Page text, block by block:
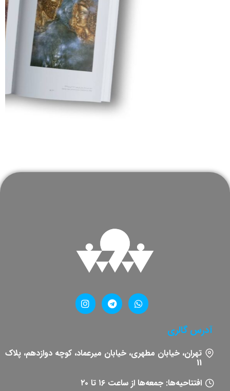
آدرس گالری
تهران، خیابان مطهری، خیابان میرعماد، کوچه دوازدهم، پلاک
11​
افتتاحیه‌ها: جمعه‌ها از ساعت ۱۶ تا ۲۰